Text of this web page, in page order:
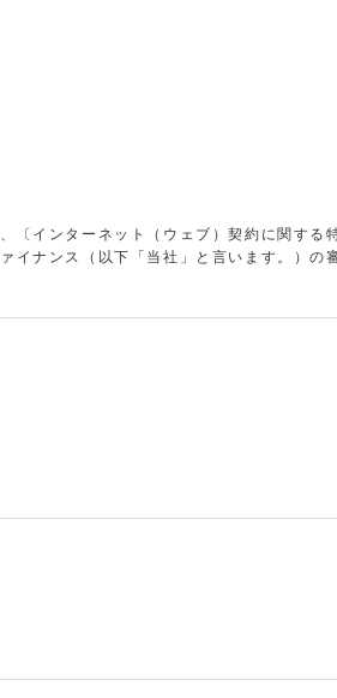
〔インターネット（ウェブ）契約に関する
イナンス（以下「当社」と言います。）の